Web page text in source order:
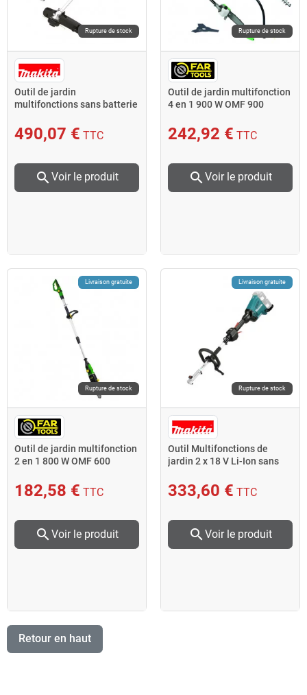
Rupture de stock
Outil de jardin
multifonctions sans batterie
Makita
490,07 € TTC
search Voir le produit
Rupture de stock
Outil de jardin multifonction
4 en 1 900 W OMF 900
242,92 € TTC
search Voir le produit
Livraison gratuite
Rupture de stock
Outil de jardin multifonction
2 en 1 800 W OMF 600
182,58 € TTC
search Voir le produit
Livraison gratuite
Rupture de stock
Outil Multifonctions de
jardin 2 x 18 V Li-Ion sans
333,60 € TTC
search Voir le produit
Retour en haut